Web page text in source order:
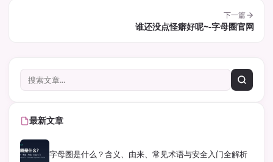
下一篇
谁还没点怪癖好呢~-字母圈官网
最新文章
字母圈是什么？含义、由来、常见术语与安全入门全解析